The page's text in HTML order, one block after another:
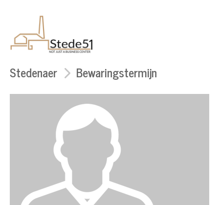
Stedenaer Bewaringstermijn